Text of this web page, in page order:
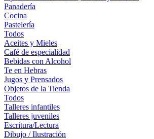
Panadería
Cocina
Pastelería
Todos
Aceites y Mieles
Café de especialidad
Bebidas con Alcohol
Te en Hebras
Jugos y Prensados
Objetos de la Tienda
Todos
Talleres infantiles
Talleres juveniles
Escritura/Lectura
Dibujo / Ilustración